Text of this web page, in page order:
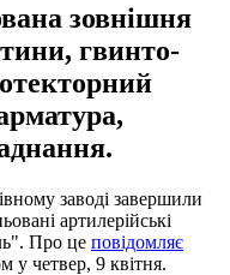
зовнішня
гвинто-
заводі завершили
артилерійські
Про це повідомляє
у четвер, 9 квітня.